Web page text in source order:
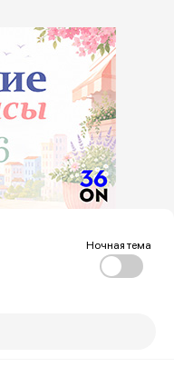
Ночная тема